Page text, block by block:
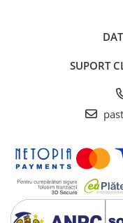
SUPORT